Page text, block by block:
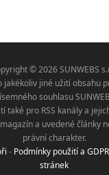
© 2026 SUNWEBS
jakékoliv jiné užití obsahu
souhlasu
také pro RSS kanály a
a uvedené články
právní charakter.
- Podmínky použití a GDPR
stránek